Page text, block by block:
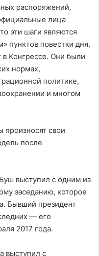
распоряжений,
лица
эти шаги являются
пунктов повестки дня,
в Конгрессе. Они были
нормах,
политике,
и многом
произносят свои
после
выступил с одним из
заседанию, которое
Бывший президент
— его
2017 года.
выступил с